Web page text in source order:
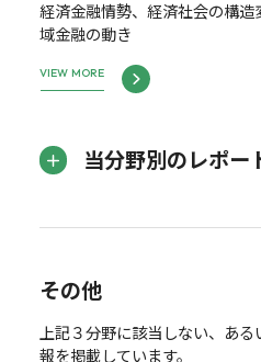
経済金融情勢、経済社会の構
域金融の動き
VIEW MORE
当分野別のレポー
その他
上記３分野に該当しない、あ
報を掲載しています。